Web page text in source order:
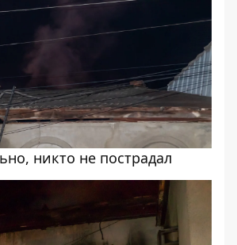
никто не пострадал